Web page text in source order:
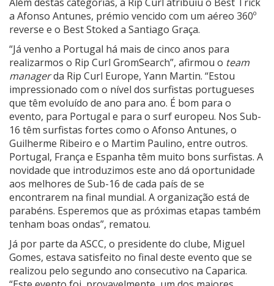
a Afonso Antunes, prémio vencido com um aéreo 360º
reverse e o Best Stoked a Santiago Graça.
“Já venho a Portugal há mais de cinco anos para
realizarmos o Rip Curl GromSearch”, afirmou o team
managerda Rip Curl Europe, Yann Martin. “Estou
impressionado com o nível dos surfistas portugueses
que têm evoluído de ano para ano. É bom para o
evento, para Portugal e para o surf europeu. Nos Sub-
16 têm surfistas fortes como o Afonso Antunes, o
Guilherme Ribeiro e o Martim Paulino, entre outros.
Portugal, França e Espanha têm muito bons surfistas. A
novidade que introduzimos este ano dá oportunidade
aos melhores de Sub-16 de cada país de se
encontrarem na final mundial. A organização está de
parabéns. Esperemos que as próximas etapas também
tenham boas ondas”, rematou.
Já por parte da ASCC, o presidente do clube, Miguel
Gomes, estava satisfeito no final deste evento que se
realizou pelo segundo ano consecutivo na Caparica.